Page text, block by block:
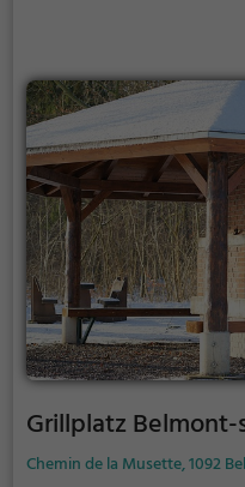
Grillplatz Belmont-
Chemin de la Musette, 1092